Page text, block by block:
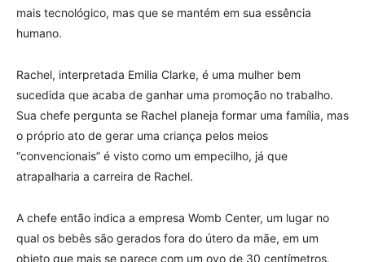
mais tecnológico, mas que se mantém em sua essência
humano.
Rachel, interpretada Emilia Clarke, é uma mulher bem
sucedida que acaba de ganhar uma promoção no trabalho.
Sua chefe pergunta se Rachel planeja formar uma família, mas
o próprio ato de gerar uma criança pelos meios
“convencionais” é visto como um empecilho, já que
atrapalharia a carreira de Rachel.
A chefe então indica a empresa Womb Center, um lugar no
qual os bebês são gerados fora do útero da mãe, em um
objeto que mais se parece com um ovo de 30 centímetros.